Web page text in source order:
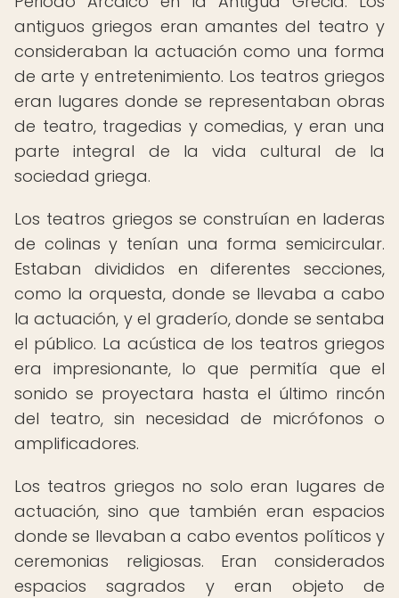
antiguos griegos eran amantes del teatro y
consideraban la actuación como una forma
de arte y entretenimiento. Los teatros griegos
eran lugares donde se representaban obras
de teatro, tragedias y comedias, y eran una
parte integral de la vida cultural de la
sociedad griega.
Los teatros griegos se construían en laderas
de colinas y tenían una forma semicircular.
Estaban divididos en diferentes secciones,
como la orquesta, donde se llevaba a cabo
la actuación, y el graderío, donde se sentaba
el público. La acústica de los teatros griegos
era impresionante, lo que permitía que el
sonido se proyectara hasta el último rincón
del teatro, sin necesidad de micrófonos o
amplificadores.
Los teatros griegos no solo eran lugares de
actuación, sino que también eran espacios
donde se llevaban a cabo eventos políticos y
ceremonias religiosas. Eran considerados
espacios sagrados y eran objeto de